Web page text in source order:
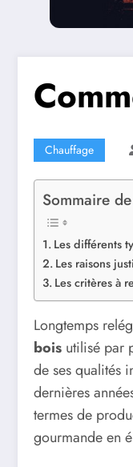
Chauffage
Sommaire
Les différents
Les raisons
Les critères à
Longtemps
bois utilisé par
de ses qualités
dernières
termes de
gourmande en